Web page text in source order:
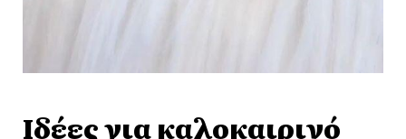
Ιδέες για καλοκαιρινό